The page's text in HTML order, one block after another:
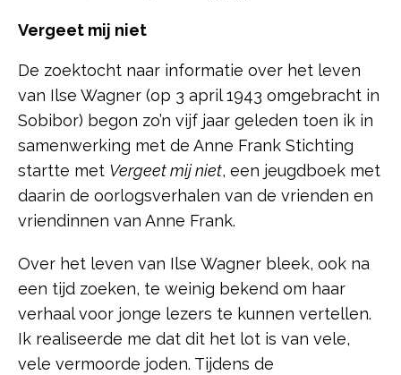
Vergeet mij niet
De zoektocht naar informatie over het leven
van Ilse Wagner (op 3 april 1943 omgebracht in
Sobibor) begon zo’n vijf jaar geleden toen ik in
samenwerking met de Anne Frank Stichting
startte met Vergeet mij niet, een jeugdboek met
daarin de oorlogsverhalen van de vrienden en
vriendinnen van Anne Frank.
Over het leven van Ilse Wagner bleek, ook na
een tijd zoeken, te weinig bekend om haar
verhaal voor jonge lezers te kunnen vertellen.
Ik realiseerde me dat dit het lot is van vele,
vele vermoorde joden. Tijdens de